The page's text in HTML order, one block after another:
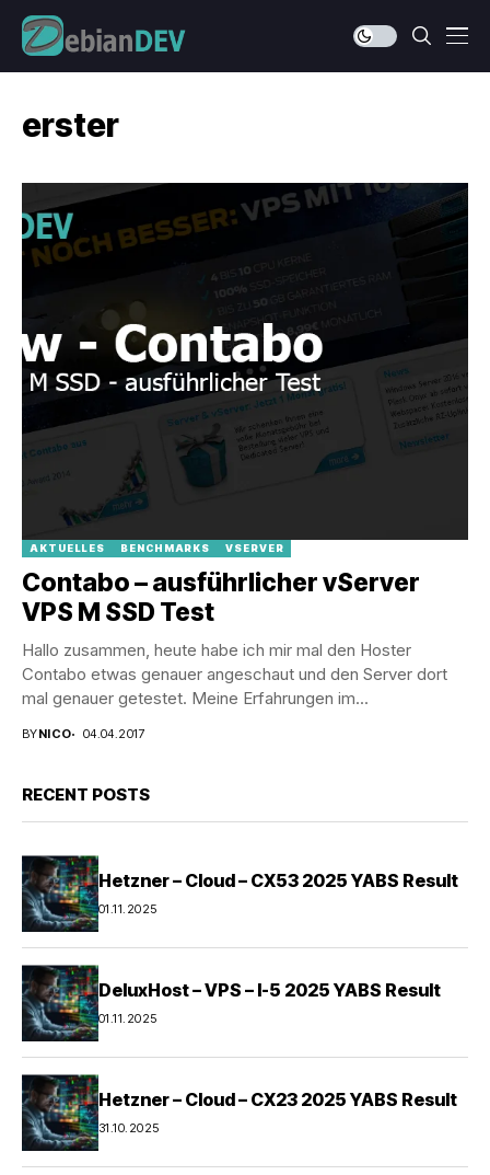
erster
AKTUELLES BENCHMARKS VSERVER
Contabo – ausführlicher vServer
VPS M SSD Test
Hallo zusammen, heute habe ich mir mal den Hoster
Contabo etwas genauer angeschaut und den Server dort
mal genauer getestet. Meine Erfahrungen im...
BYNICO 04.04.2017
RECENT POSTS
Hetzner – Cloud – CX53 2025 YABS Result
01.11.2025
DeluxHost – VPS – I-5 2025 YABS Result
01.11.2025
Hetzner – Cloud – CX23 2025 YABS Result
31.10.2025